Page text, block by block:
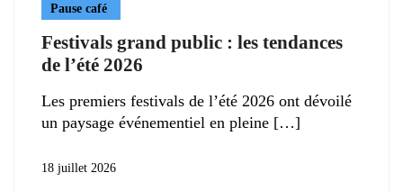
Pause café
Festivals grand public : les tendances
de l’été 2026
Les premiers festivals de l’été 2026 ont dévoilé
un paysage événementiel en pleine
18 juillet 2026